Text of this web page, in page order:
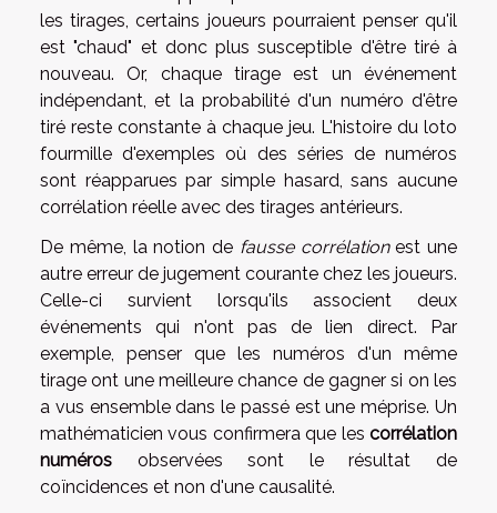
les tirages, certains joueurs pourraient penser qu'il
est "chaud" et donc plus susceptible d'être tiré à
nouveau. Or, chaque tirage est un événement
indépendant, et la probabilité d'un numéro d'être
tiré reste constante à chaque jeu. L'histoire du loto
fourmille d'exemples où des séries de numéros
sont réapparues par simple hasard, sans aucune
corrélation réelle avec des tirages antérieurs.
De même, la notion de fausse corrélationest une
autre erreur de jugement courante chez les joueurs.
Celle-ci survient lorsqu'ils associent deux
événements qui n'ont pas de lien direct. Par
exemple, penser que les numéros d'un même
tirage ont une meilleure chance de gagner si on les
a vus ensemble dans le passé est une méprise. Un
mathématicien vous confirmera que les corrélation
numéros observées sont le résultat de
coïncidences et non d'une causalité.